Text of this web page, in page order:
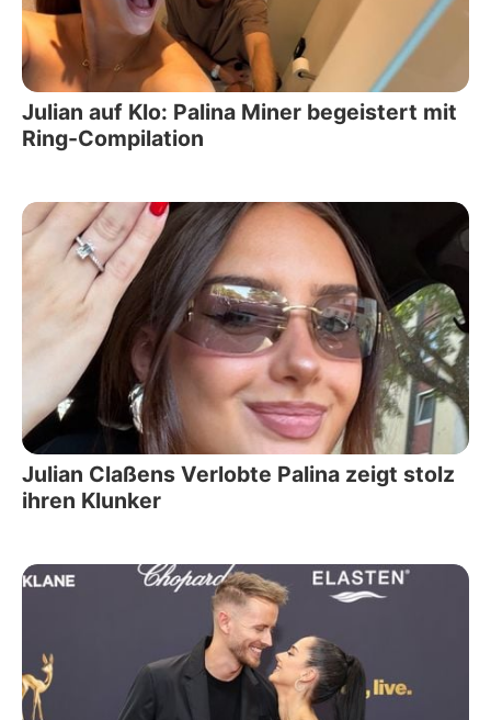
Julian auf Klo: Palina Miner begeistert mit
Ring-Compilation
Julian Claßens Verlobte Palina zeigt stolz
ihren Klunker